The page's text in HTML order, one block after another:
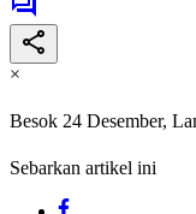
×
Besok 24 Desember,
Sebarkan artikel ini